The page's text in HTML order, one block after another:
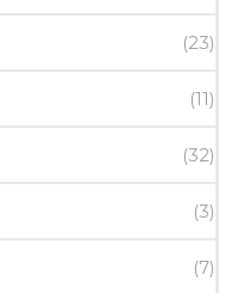
(23)
(11)
(32)
(3)
(7)